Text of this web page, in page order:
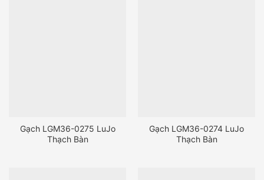
Gạch LGM36-0275 LuJo
Thạch Bàn
Gạch LGM36-0274 LuJo
Thạch Bàn